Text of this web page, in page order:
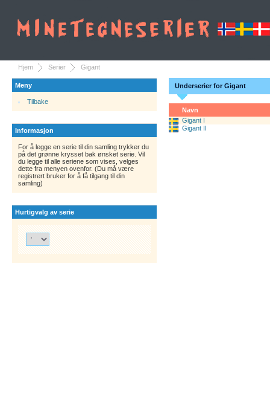
Hjem Serier Gigant
Meny
Tilbake
Informasjon
For å legge en serie til din samling trykker du
på det grønne krysset bak ønsket serie. Vil
du legge til alle seriene som vises, velges
dette fra menyen ovenfor. (Du må være
registrert bruker for å få tilgang til din
samling)
Hurtigvalg av serie
Underserier for Gigant
Navn
Gigant I
Gigant II